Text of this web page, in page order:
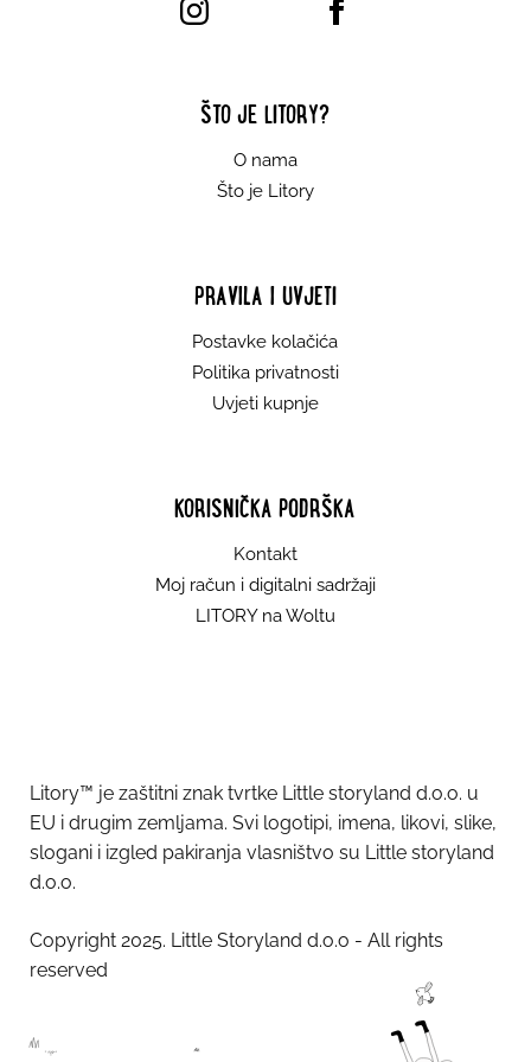
ŠTO JE LITORY?
O nama
Što je Litory
PRAVILA I UVJETI
Postavke kolačića
Politika privatnosti
Uvjeti kupnje
KORISNIČKA PODRŠKA
Kontakt
Moj račun i digitalni sadržaji
LITORY na Woltu
Litory™ je zaštitni znak tvrtke Little storyland d.o.o. u
EU i drugim zemljama. Svi logotipi, imena, likovi, slike,
slogani i izgled pakiranja vlasništvo su Little storyland
d.o.o.
Copyright 2025. Little Storyland d.o.o - All rights
reserved